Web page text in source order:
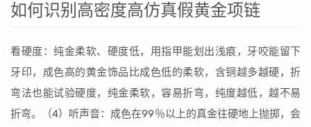
如何识别高密度高仿真假黄金项链
看硬度：纯金柔软、硬度低，用指甲能划出浅痕，牙咬能留下
牙印，成色高的黄金饰品比成色低的柔软，含铜越多越硬，折
弯法也能试验硬度，纯金柔软，容易折弯，纯度越低，越不易
折弯。（4）听声音：成色在99％以上的真金往硬地上抛掷，会